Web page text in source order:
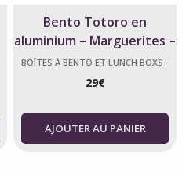
Bento Totoro en
aluminium – Marguerites –
Fabriqué au Japon
BOÎTES À BENTO ET LUNCH BOXS -
29€
AJOUTER AU PANIER